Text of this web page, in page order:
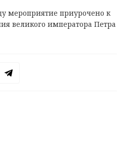
мероприятие приурочено к
великого императора Петра